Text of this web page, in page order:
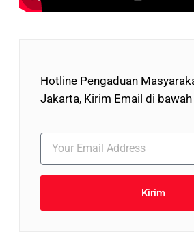
Hotline Pengaduan
Jakarta, Kirim Email di bawah
Kirim